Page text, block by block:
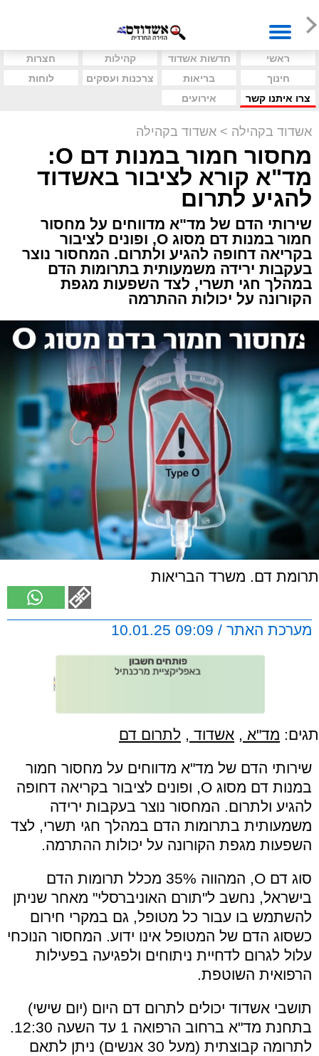
ראשי חדשות אשדוד קהילות
חצרות
חינוך
בריאות צרכנות ועסקים
לוחות
צרו איתנו קשר
אירועים
אשדוד בקהילה > אשדוד בקהילה
מחסור חמור במנות דם O:
מד"א קורא לציבור באשדוד
להגיע לתרום
שירותי הדם של מד"א מדווחים על מחסור
חמור במנות דם מסוג O, ופונים לציבור
בקריאה דחופה להגיע ולתרום. המחסור נוצר
בעקבות ירידה משמעותית בתרומות הדם
במהלך חגי תשרי, לצד השפעות מגפת
הקורונה על יכולות ההתרמה
תרומת דם. משרד הבריאות
מערכת האתר / 09:09 10.01.25
תגים: מד"א , אשדוד , לתרום דם
שירותי הדם של מד"א מדווחים על מחסור חמור
במנות דם מסוג O, ופונים לציבור בקריאה דחופה
להגיע ולתרום. המחסור נוצר בעקבות ירידה
משמעותית בתרומות הדם במהלך חגי תשרי, לצד
השפעות מגפת הקורונה על יכולות ההתרמה.
סוג דם O, המהווה 35% מכלל תרומות הדם
בישראל, נחשב ל"תורם האוניברסלי" מאחר שניתן
להשתמש בו עבור כל מטופל, גם במקרי חירום
כשסוג הדם של המטופל אינו ידוע. המחסור הנוכחי
עלול לגרום לדחיית ניתוחים ולפגיעה בפעילות
הרפואית השוטפת.
תושבי אשדוד יכולים לתרום דם היום (יום שישי)
בתחנת מד"א ברחוב הרפואה 1 עד השעה 12:30.
לתרומה קבוצתית (מעל 30 אנשים) ניתן לתאם